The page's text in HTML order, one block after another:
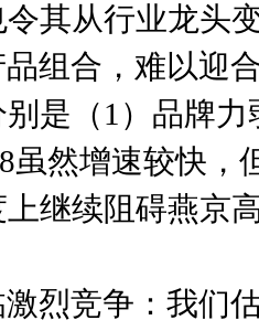
其从行业龙头
组合，难以迎
是（1）品牌
虽然增速较快
继续阻碍燕京
烈竞争：我们